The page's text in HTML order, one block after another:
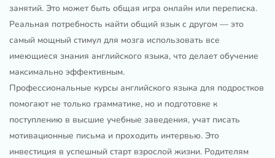
занятий. Это может быть общая игра онлайн или переписка.
Реальная потребность найти общий язык с другом — это
самый мощный стимул для мозга использовать все
имеющиеся знания английского языка, что делает обучение
максимально эффективным.
Профессиональные курсы английского языка для подростков
помогают не только грамматике, но и подготовке к
поступлению в высшие учебные заведения, учат писать
мотивационные письма и проходить интервью. Это
инвестиция в успешный старт взрослой жизни. Родителям